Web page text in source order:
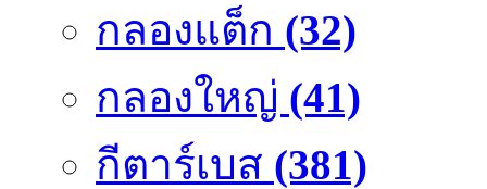
กลองแต็ก (32)
กลองใหญ่ (41)
กีตาร์เบส (381)